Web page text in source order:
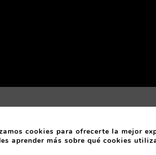
cookies para ofrecerte la mejor
aprender más sobre qué cookies